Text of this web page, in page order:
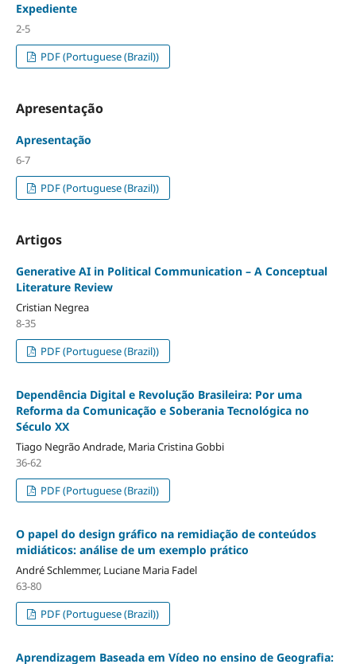
Expediente
2-5
PDF (Portuguese (Brazil))
Apresentação
Apresentação
6-7
PDF (Portuguese (Brazil))
Artigos
Generative AI in Political Communication – A Conceptual
Literature Review
Cristian Negrea
8-35
PDF (Portuguese (Brazil))
Dependência Digital e Revolução Brasileira: Por uma
Reforma da Comunicação e Soberania Tecnológica no
Século XX
Tiago Negrão Andrade, Maria Cristina Gobbi
36-62
PDF (Portuguese (Brazil))
O papel do design gráfico na remidiação de conteúdos
midiáticos: análise de um exemplo prático
André Schlemmer, Luciane Maria Fadel
63-80
PDF (Portuguese (Brazil))
Aprendizagem Baseada em Vídeo no ensino de Geografia: